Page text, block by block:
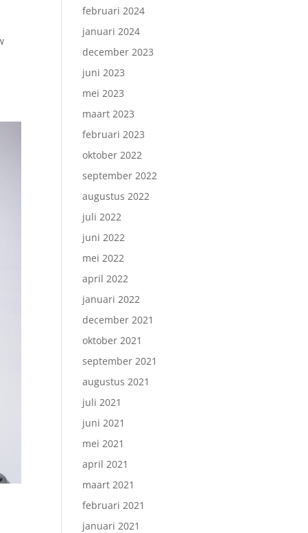
februari 2024
januari 2024
december 2023
juni 2023
mei 2023
maart 2023
februari 2023
oktober 2022
september 2022
augustus 2022
juli 2022
juni 2022
mei 2022
april 2022
januari 2022
december 2021
oktober 2021
september 2021
augustus 2021
juli 2021
juni 2021
mei 2021
april 2021
maart 2021
februari 2021
januari 2021